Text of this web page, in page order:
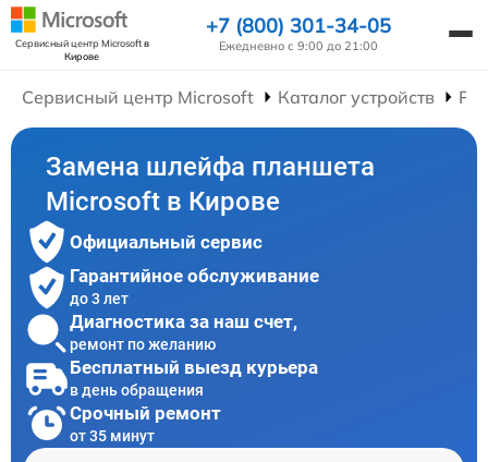
Сервисный центр Microsoftв
Кирове
+7 (800) 301-34-05
Ежедневно с 9:00 до 21:00
Сервисный центр Microsoft Каталог устройств
Замена шлейфа планшета
Microsoft в Кирове
Официальный сервис
Гарантийное обслуживание
до 3 лет
Диагностика за наш счет,
ремонт по желанию
Бесплатный выезд курьера
в день обращения
Срочный ремонт
от 35 минут